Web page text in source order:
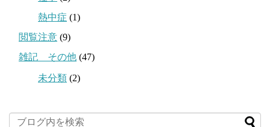
熱中症 (1)
閲覧注意 (9)
雑記 その他 (47)
未分類 (2)